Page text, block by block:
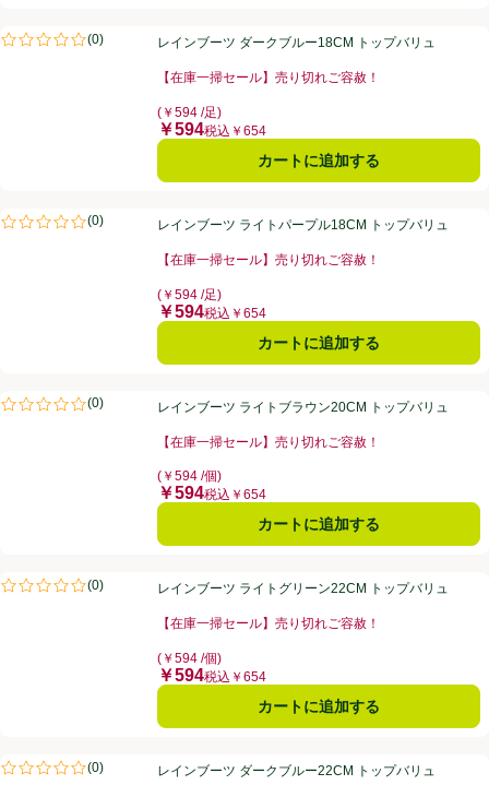
レインブーツ ダークブルー18CM トップバリュ
(0)
評価は0件のレビューで5点中0.0点。レインブーツ ダークブルー18CM トップバリュ
【在庫一掃セール】売り切れご容赦！
(￥594 /足)
価格
￥594税込￥654
カートに追加する
レインブーツ ライトパープル18CM トップバリュ
(0)
評価は0件のレビューで5点中0.0点。レインブーツ ライトパープル18CM トップバリュ
【在庫一掃セール】売り切れご容赦！
(￥594 /足)
価格
￥594税込￥654
カートに追加する
レインブーツ ライトブラウン20CM トップバリュ
(0)
評価は0件のレビューで5点中0.0点。レインブーツ ライトブラウン20CM トップバリュ
【在庫一掃セール】売り切れご容赦！
(￥594 /個)
価格
￥594税込￥654
カートに追加する
レインブーツ ライトグリーン22CM トップバリュ
(0)
評価は0件のレビューで5点中0.0点。レインブーツ ライトグリーン22CM トップバリュ
【在庫一掃セール】売り切れご容赦！
(￥594 /個)
価格
￥594税込￥654
カートに追加する
レインブーツ ダークブルー22CM トップバリュ
(0)
評価は0件のレビューで5点中0.0点。レインブーツ ダークブルー22CM トップバリュ